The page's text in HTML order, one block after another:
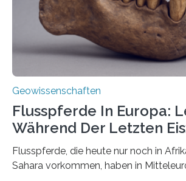
nicht nur nachweisen, sondern ihren
Geowissenschaften
Flusspferde In Europa:
Während Der Letzten
Flusspferde, die heute nur noch in
Sahara vorkommen, haben in